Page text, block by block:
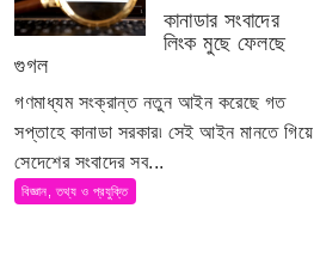
কানাডার সংবাদের
লিংক মুছে ফেলছে
গুগল
গণমাধ্যম সংক্রান্ত নতুন আইন করেছে গত
সপ্তাহে কানাডা সরকার৷ সেই আইন মানতে গিয়ে
সেদেশের সংবাদের সব...
বিজ্ঞান, তথ্য ও প্রযুক্তি